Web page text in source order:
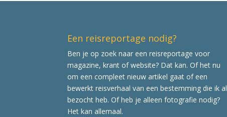
Een reisreportage nodig?
Ben je op zoek naar een reisreportage voor
magazine, krant of website? Dat kan. Of het nu
om een compleet nieuw artikel gaat of een
bewerkt reisverhaal van een bestemming die ik al
bezocht heb. Of heb je alleen fotografie nodig?
Het kan allemaal.